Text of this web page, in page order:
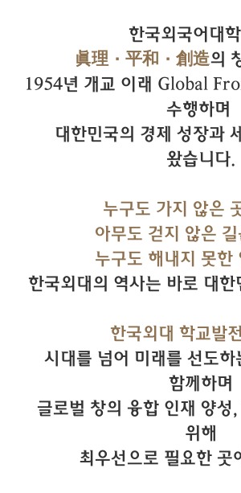
한국외국어대
眞理·平和·創造의
1954년 개교 이래 Global
수행하며
대한민국의 경제 성장과
왔습니다.
누구도 가지 않은
아무도 걷지 않은 길
누구도 해내지 못한
한국외대의 역사는 바로 대
한국외대 학교발
시대를 넘어 미래를 선도
함께하며
글로벌 창의 융합 인재 양성
위해
최우선으로 필요한 곳